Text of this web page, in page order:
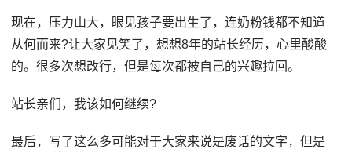
现在，压力山大，眼见孩子要出生了，连奶粉钱都不知道
从何而来?让大家见笑了，想想8年的站长经历，心里酸酸
的。很多次想改行，但是每次都被自己的兴趣拉回。
站长亲们，我该如何继续?
最后，写了这么多可能对于大家来说是废话的文字，但是